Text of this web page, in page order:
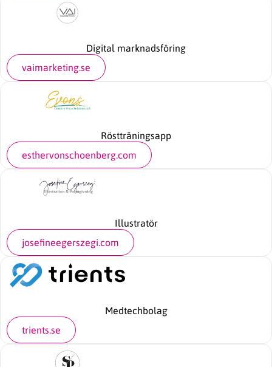
Digital marknadsföring
vaimarketing.se
Röstträningsapp
esthervonschoenberg.com
Illustratör
josefineegerszegi.com
Medtechbolag
trients.se